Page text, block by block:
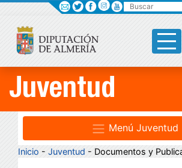
Buscar
Juventud
Menú Juventud
Inicio - Juventud - Documentos y